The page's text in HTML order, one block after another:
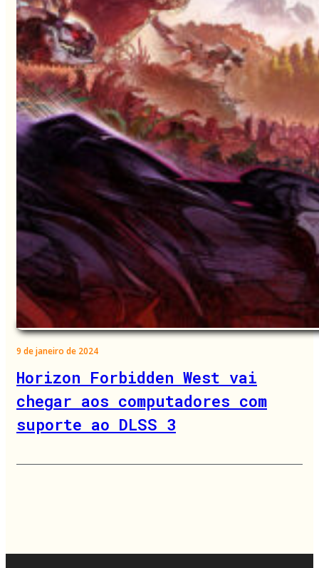
9 de janeiro de 2024
Horizon Forbidden West vai
chegar aos computadores com
suporte ao DLSS 3